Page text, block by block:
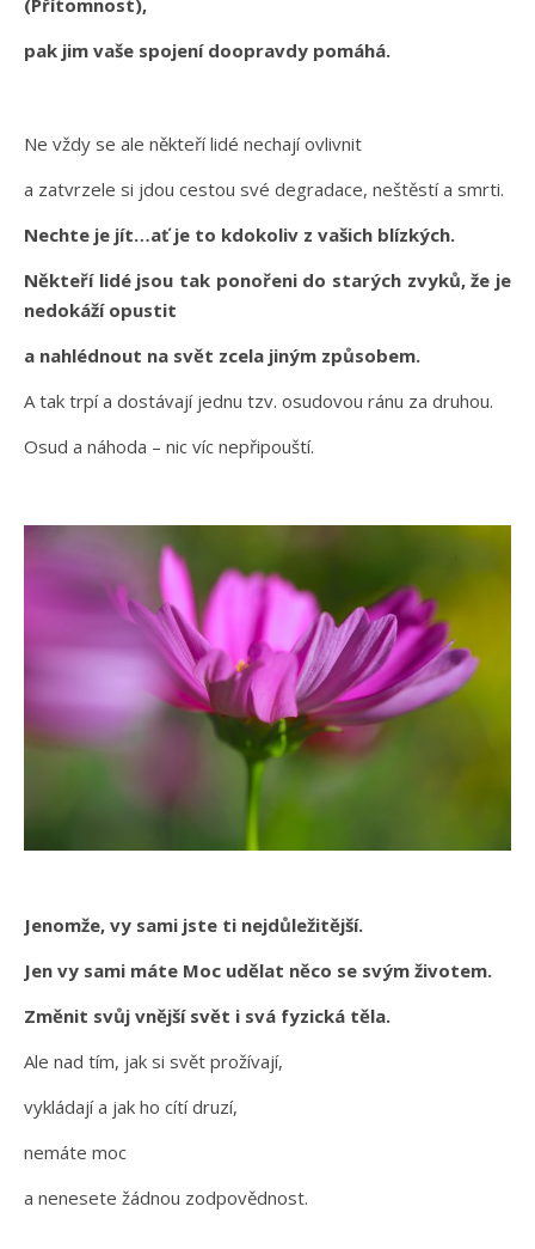
(Přítomnost),
pak jim vaše spojení doopravdy pomáhá.
Ne vždy se ale někteří lidé nechají ovlivnit
a zatvrzele si jdou cestou své degradace, neštěstí a smrti.
Nechte je jít…ať je to kdokoliv z vašich blízkých.
Někteří lidé jsou tak ponořeni do starých zvyků, že je
nedokáží opustit
a nahlédnout na svět zcela jiným způsobem.
A tak trpí a dostávají jednu tzv. osudovou ránu za druhou.
Osud a náhoda – nic víc nepřipouští.
Jenomže, vy sami jste ti nejdůležitější.
Jen vy sami máte Moc udělat něco se svým životem.
Změnit svůj vnější svět i svá fyzická těla.
Ale nad tím, jak si svět prožívají,
vykládají a jak ho cítí druzí,
nemáte moc
a nenesete žádnou zodpovědnost.